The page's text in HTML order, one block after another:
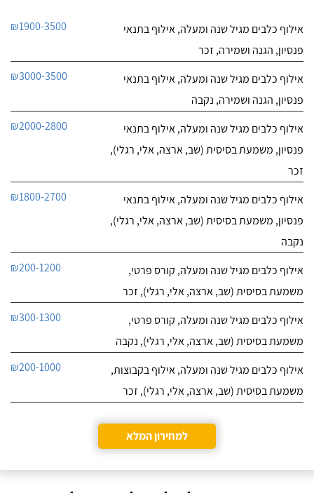
יוסי סמואל מאלף הכלבים
פרוע ולא מחונך. נפגשתי
בעיות התנהגות קשות
החלטתי לא לוותר
חייג עכשיו
אילוף כלבים מגיל שנה ומעלה, אילוף בתנאי
פנסיון, הגנה ושמירה, זכר
₪1900-3500
אילוף כלבים מגיל שנה ומעלה, אילוף בתנאי
פנסיון, הגנה ושמירה, נקבה
₪3000-3500
אילוף כלבים מגיל שנה ומעלה, אילוף בתנאי
פנסיון, משמעת בסיסית (שב, ארצה, אלי, רגלי),
זכר
₪2000-2800
אילוף כלבים מגיל שנה ומעלה, אילוף בתנאי
פנסיון, משמעת בסיסית (שב, ארצה, אלי, רגלי),
נקבה
₪1800-2700
אילוף כלבים מגיל שנה ומעלה, קורס פרטי,
משמעת בסיסית (שב, ארצה, אלי, רגלי), זכר
₪200-1200
אילוף כלבים מגיל שנה ומעלה, קורס פרטי,
משמעת בסיסית (שב, ארצה, אלי, רגלי), נקבה
₪300-1300
אילוף כלבים מגיל שנה ומעלה, אילוף בקבוצות,
משמעת בסיסית (שב, ארצה, אלי, רגלי), זכר
₪200-1000
למחירון המלא